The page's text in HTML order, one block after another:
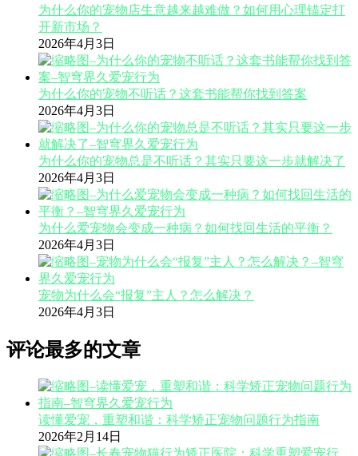
为什么你的宠物店生意越来越难做？如何用心理锚定打
开新市场？
2026年4月3日
为什么你的宠物不听话？这套书能帮你找到答案
2026年4月3日
为什么你的宠物总是不听话？其实只要这一步就解决了
2026年4月3日
为什么爱宠物会变成一种病？如何找回生活的平衡？
2026年4月3日
宠物为什么会“报复”主人？怎么解决？
2026年4月3日
评论最多的文章
读懂爱宠，重塑和谐：科学矫正宠物问题行为指南
2026年2月14日